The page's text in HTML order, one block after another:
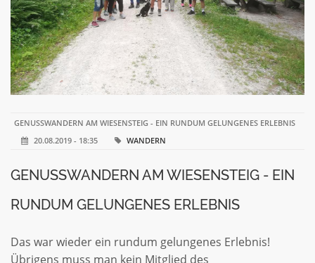
GENUSSWANDERN AM WIESENSTEIG - EIN RUNDUM GELUNGENES ERLEBNIS
20.08.2019 - 18:35
WANDERN
GENUSSWANDERN AM WIESENSTEIG - EIN
RUNDUM GELUNGENES ERLEBNIS
Das war wieder ein rundum gelungenes Erlebnis!
Übrigens muss man kein Mitglied des